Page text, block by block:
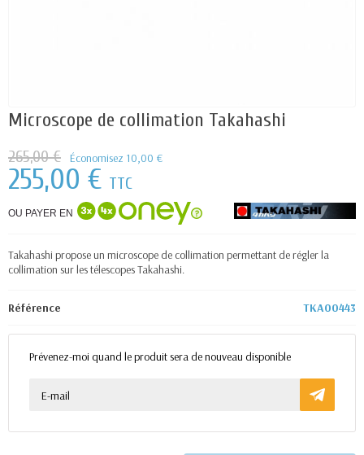
Microscope de collimation Takahashi
265,00 € Économisez 10,00 €
255,00 € TTC
OU PAYER EN
Takahashi propose un microscope de collimation permettant de régler la
collimation sur les télescopes Takahashi.
Référence TKA00443
Prévenez-moi quand le produit sera de nouveau disponible